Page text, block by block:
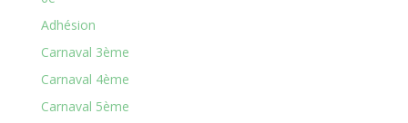
Adhésion
Carnaval 3ème
Carnaval 4ème
Carnaval 5ème